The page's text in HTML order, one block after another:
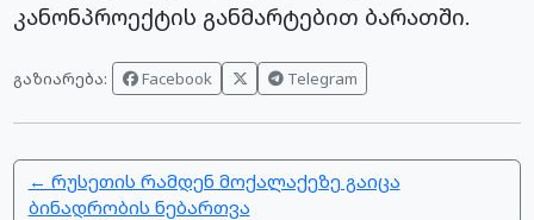
კანონპროექტის განმარტებით ბარათში.
გაზიარება: Facebook Telegram
← რუსეთის რამდენ მოქალაქეზე გაიცა
ბინადრობის ნებართვა